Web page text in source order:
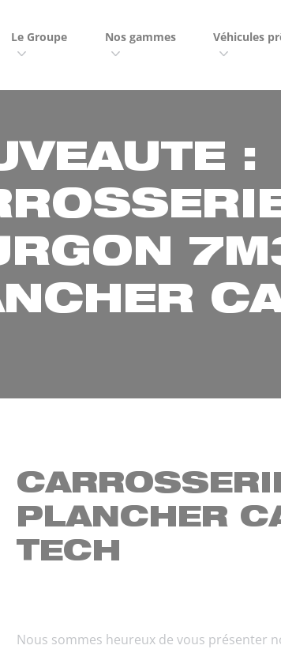
Le Groupe Nos gammes Véhicules
:
PLANCHER
TECH
Nous sommes heureux de vous présenter